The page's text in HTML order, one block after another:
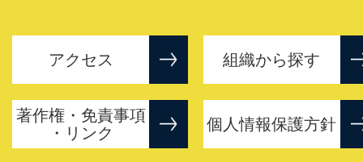
アクセス 組織から探す
著作権・免責事項
・リンク
個人情報保護方針